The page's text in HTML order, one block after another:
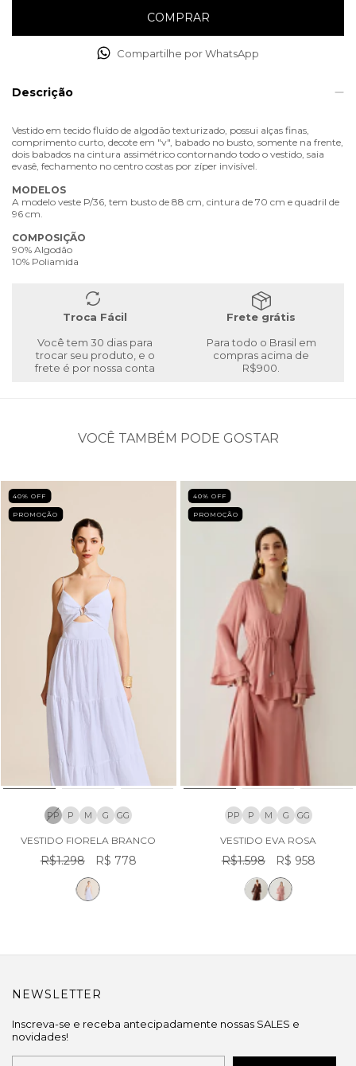
Compartilhe por WhatsApp
Descrição
Vestido em tecido fluído de algodão texturizado, possui alças finas,
comprimento curto, decote em "v", babado no busto, somente na frente,
dois babados na cintura assimétrico contornando todo o vestido, saia
evasê, fechamento no centro costas por zíper invisível.
MODELOS
A modelo veste P/36, tem busto de 88 cm, cintura de 70 cm e quadril de
96 cm.
COMPOSIÇÃO
90% Algodão
10% Poliamida
Troca Fácil
Você tem 30 dias para
trocar seu produto, e o
frete é por nossa conta
Frete grátis
Para todo o Brasil em
compras acima de
R$900.
VOCÊ TAMBÉM PODE GOSTAR
40% OFF
PROMOÇÃO
PP P M G GG
VESTIDO FIORELA BRANCO
R$1.298 R$ 778
40% OFF
PROMOÇÃO
PP P M G GG
VESTIDO EVA ROSA
R$1.598 R$ 958
NEWSLETTER
Inscreva-se e receba antecipadamente nossas SALES e
novidades!